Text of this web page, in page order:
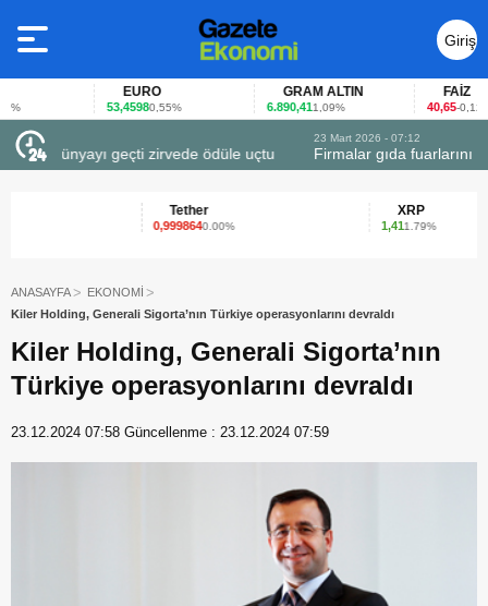
Giriş
Yap
EURO
53,45980,55%
GRAM ALTIN
6.890,411,09%
FAİZ
40,65 -0,12%
Firmalar gıda fuarlarını bu anket ile değerlendirdi
Tether
0,9998640.00% 1.79%
ANASAYFA
EKONOMİ
Kiler Holding, Generali Sigorta’nın Türkiye operasyonlarını devraldı
Kiler Holding, Generali Sigorta’nın
Türkiye operasyonlarını devraldı
23.12.2024 07:58 Güncellenme : 23.12.2024 07:59